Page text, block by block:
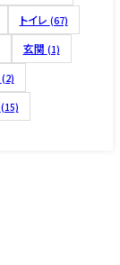
トイレ (67)
玄関 (1)
(2)
(15)